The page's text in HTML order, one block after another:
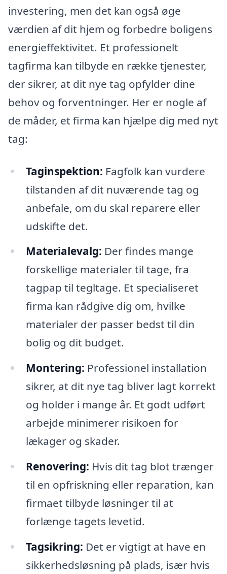
investering, men det kan også øge
værdien af dit hjem og forbedre boligens
energieffektivitet. Et professionelt
tagfirma kan tilbyde en række tjenester,
der sikrer, at dit nye tag opfylder dine
behov og forventninger. Her er nogle af
de måder, et firma kan hjælpe dig med nyt
tag:
Taginspektion: Fagfolk kan vurdere
tilstanden af dit nuværende tag og
anbefale, om du skal reparere eller
udskifte det.
Materialevalg: Der findes mange
forskellige materialer til tage, fra
tagpap til tegltage. Et specialiseret
firma kan rådgive dig om, hvilke
materialer der passer bedst til din
bolig og dit budget.
Montering: Professionel installation
sikrer, at dit nye tag bliver lagt korrekt
og holder i mange år. Et godt udført
arbejde minimerer risikoen for
lækager og skader.
Renovering: Hvis dit tag blot trænger
til en opfriskning eller reparation, kan
firmaet tilbyde løsninger til at
forlænge tagets levetid.
Tagsikring: Det er vigtigt at have en
sikkerhedsløsning på plads, især hvis